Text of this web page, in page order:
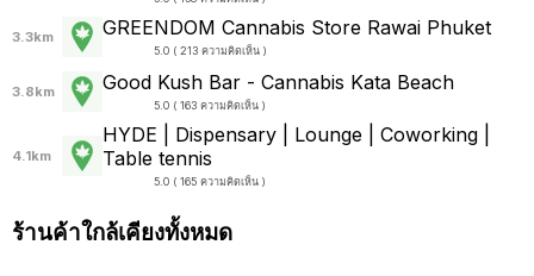
3.3km GREENDOM Cannabis Store Rawai Phuket
5.0 ( 213 ความคิดเห็น )
3.8km Good Kush Bar - Cannabis Kata Beach
5.0 ( 163 ความคิดเห็น )
4.1km
HYDE | Dispensary | Lounge | Coworking |
Table tennis
5.0 ( 165 ความคิดเห็น )
ร้านค้าใกล้เคียงทั้งหมด